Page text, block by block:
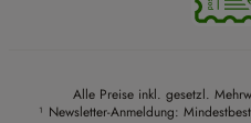
Alle Preise inkl. gesetzl.
¹ Newsletter-Anmeldung: